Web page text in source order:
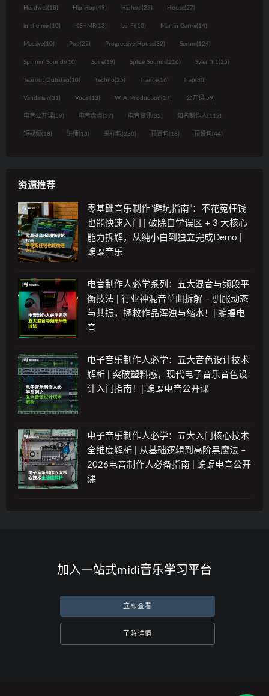
Hardwell (18) Hip Hop(49) Hiphop(23) House(27)
in the mix(10) KSHMR(13) Lo-Fi(10) Martin Garrix(14)
Massive(10) Pop(22) Progressive House(32) Serum(124)
Spinnin' Sounds(10) Spire(19) Splice Sounds(216) Sylenth1(25)
Tearout Dubstep(10) Techno(25) Trance(16) Trap(80)
Vandalism(31) Vocal (13) W. A. Production(17) 公开课(59)
电音公开课(59) 电音盘点(37) 电音资讯(32) 知名制作人(112)
短视频 (18) 讲师(13) 采样包(230) 预置包(18) 预设包(44)
资源推荐
零基础音乐制作“避坑指南”：不花冤枉钱
也能快速入门 | 破除自学误区 + 3 大核心
能力拆解，从纯小白到独立完成Demo |
蝙蝠音乐
电音制作人必学系列：五大混音与频段平
衡技法 | 行业神混音单曲拆解 – 驯服动态
与共振，拯救作品浑浊与缩水！| 蝙蝠电
音
电子音乐制作人必学：五大音色设计技术
解析 | 突破塑料感，现代电子音乐音色设
计入门指南！| 蝙蝠电音公开课
电子音乐制作人必学：五大入门核心技术
全维度解析 | 从基础逻辑到高阶黑魔法 –
2026电音制作人必备指南 | 蝙蝠电音公开
课
加入一站式midi音乐学习平台
立即查看
了解详情